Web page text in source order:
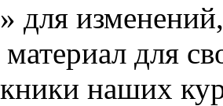
для
материал для
наших